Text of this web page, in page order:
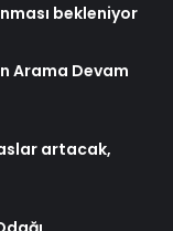
bekleniyor
Arama Devam
artacak,